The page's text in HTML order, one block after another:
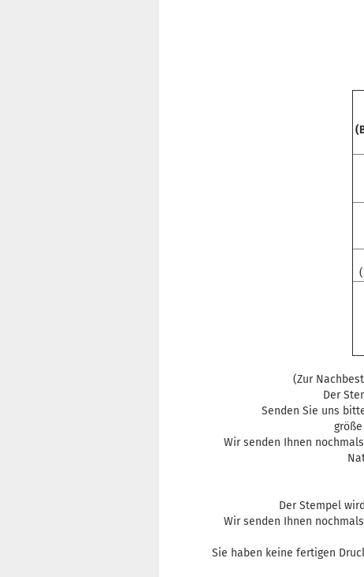
(
(Zur
Der
Senden Sie uns
Wir senden Ihnen
Der Stempel
Wir senden Ihnen
Sie haben keine fertigen